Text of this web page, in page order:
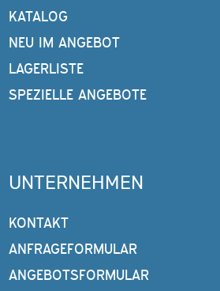
KATALOG
NEU IM ANGEBOT
LAGERLISTE
SPEZIELLE ANGEBOTE
UNTERNEHMEN
KONTAKT
ANFRAGEFORMULAR
ANGEBOTSFORMULAR